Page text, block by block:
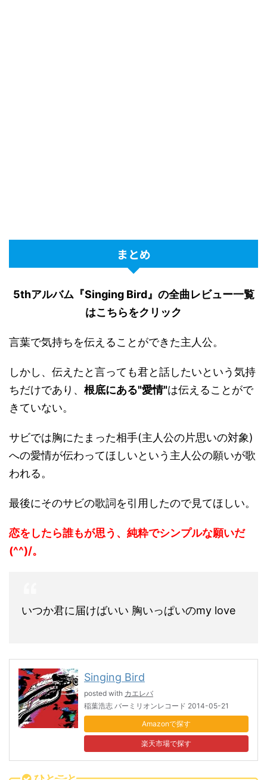
まとめ
5thアルバム『Singing Bird』の全曲レビュー一覧
はこちらをクリック
言葉で気持ちを伝えることができた主人公。
しかし、伝えたと言っても君と話したいという気持
ちだけであり、 根底にある"愛情"は伝えることがで
きていない。
サビでは胸にたまった相手(主人公の片思いの対象)
への愛情が伝わってほしいという主人公の願いが歌
われる。
最後にそのサビの歌詞を引用したので見てほしい。
恋をしたら誰もが思う、純粋でシンプルな願いだ
(^^)/。
いつか君に届けばいい 胸いっぱいのmy love
Singing Bird
posted with カエレバ
稲葉浩志 バーミリオンレコード 2014-05-21
Amazon
楽天市場